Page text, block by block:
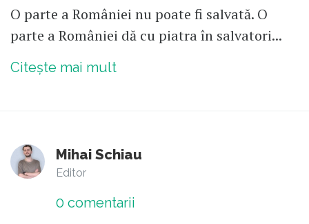
O parte a României nu poate fi salvată. O
parte a României dă cu piatra în salvatori...
Citește mai mult
Mihai Schiau
Editor
0 comentarii